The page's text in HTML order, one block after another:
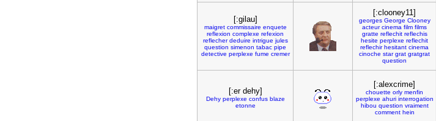
[:gilau]
maigret commissaire enquete
reflexion complexe refexion
reflecher deduire intrigue jules
question simenon tabac pipe
detective perplexe fume cremer
[:clooney11]
georges George Clooney
acteur cinema film films
gratte reflechit reflechis
hesite perplexe reflechit
reflechir hesitant cinema
cinoche star grat gratgrat
question
[:er dehy]
Dehy perplexe confus blaze
etonne
[:alexcrime]
chouette orly menfin
perplexe ahuri interrogation
hibou question vraiment
comment hein